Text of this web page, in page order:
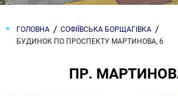
ГОЛОВНА
СОФІЇВСЬКА БОРЩАГІВКА
БУДИНОК ПО ПРОСПЕКТУ МАРТИНОВА, 6
ПР.